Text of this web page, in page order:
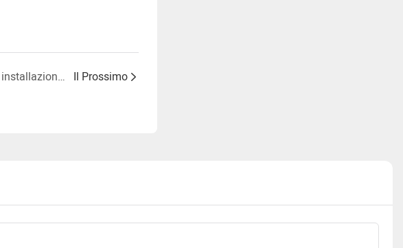
Trasforma il tuo spazio esterno: installazione di pergole motorizzate EMG&YEMAG Il Prossimo